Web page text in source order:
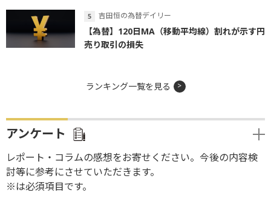
吉田恒の為替デイリー
【為替】120日MA（移動平均線）割れが示す円
売り取引の損失
ランキング一覧を見る
アンケート
レポート・コラムの感想をお寄せください。今後の内容検
討等に参考にさせていただきます。
※は必須項目です。